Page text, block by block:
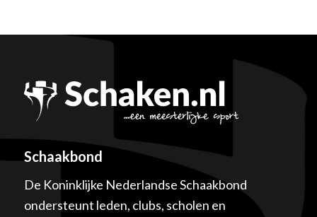
Schaakbond
De Koninklijke Nederlandse Schaakbond
ondersteunt leden, clubs, scholen en